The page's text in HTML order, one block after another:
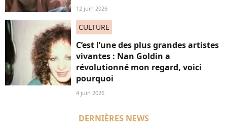
12 juin 2026
CULTURE
C’est l’une des plus grandes artistes
vivantes : Nan Goldin a
révolutionné mon regard, voici
pourquoi
4 juin 2026
DERNIÈRES NEWS